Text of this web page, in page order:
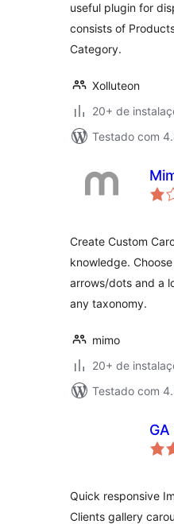
useful plugin for
consists of
Category.
Xolluteon
20+ de
Testado com
Create Custom
knowledge.
arrows/dots and a
any taxonomy.
mimo
20+ de
Testado com
Quick responsive
Clients gallery